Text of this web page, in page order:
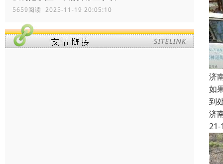
5659阅读 2025-11-19 20:05:10
济
如
到
济
21-